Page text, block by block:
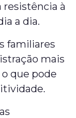
à
a dia.
familiares
mais
que pode